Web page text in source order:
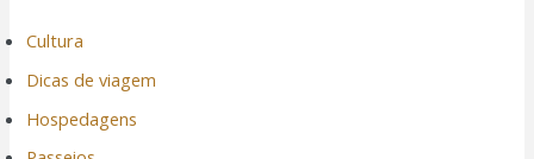
Cultura
Dicas de viagem
Hospedagens